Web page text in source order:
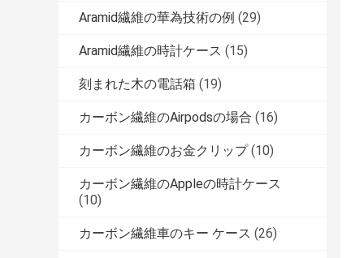
Aramid繊維の華為技術の例 (29)
Aramid繊維の時計ケース (15)
刻まれた木の電話箱 (19)
カーボン繊維のAirpodsの場合 (16)
カーボン繊維のお金クリップ (10)
カーボン繊維のAppleの時計ケース
(10)
カーボン繊維車のキー ケース (26)